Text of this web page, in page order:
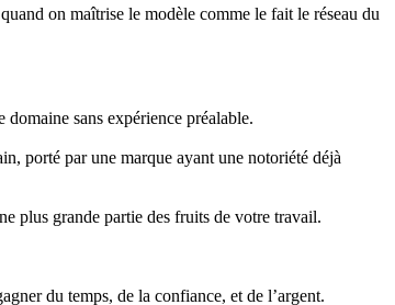
on maîtrise le modèle comme le fait le réseau du
domaine sans expérience préalable.
porté par une marque ayant une notoriété déjà
plus grande partie des fruits de votre travail.
du temps, de la confiance, et de l’argent.